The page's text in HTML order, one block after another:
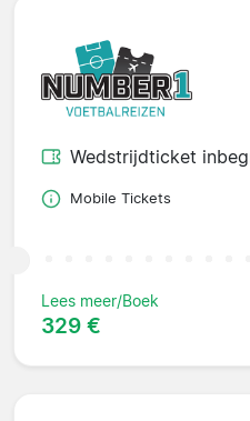
Wedstrijdticket
Mobile Tickets
Lees meer/Boek
329 €